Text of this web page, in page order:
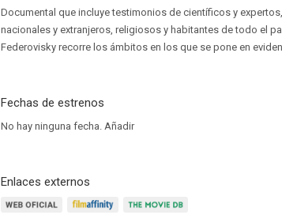
Documental que incluye testimonios de científicos y
nacionales y extranjeros, religiosos y habitantes de todo el
Federovisky recorre los ámbitos en los que se pone en
Fechas de estrenos
No hay ninguna fecha. Añadir
Enlaces externos